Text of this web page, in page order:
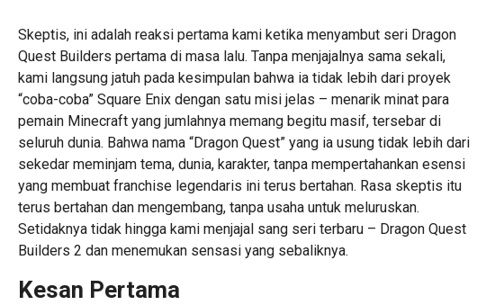
Skeptis, ini adalah reaksi pertama kami ketika menyambut seri Dragon
Quest Builders pertama di masa lalu. Tanpa menjajalnya sama sekali,
kami langsung jatuh pada kesimpulan bahwa ia tidak lebih dari proyek
“coba-coba” Square Enix dengan satu misi jelas – menarik minat para
pemain Minecraft yang jumlahnya memang begitu masif, tersebar di
seluruh dunia. Bahwa nama “Dragon Quest” yang ia usung tidak lebih dari
sekedar meminjam tema, dunia, karakter, tanpa mempertahankan esensi
yang membuat franchise legendaris ini terus bertahan. Rasa skeptis itu
terus bertahan dan mengembang, tanpa usaha untuk meluruskan.
Setidaknya tidak hingga kami menjajal sang seri terbaru – Dragon Quest
Builders 2 dan menemukan sensasi yang sebaliknya.
Kesan Pertama